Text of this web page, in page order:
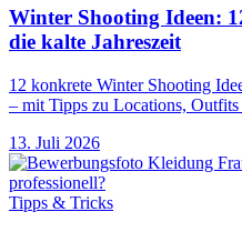
Winter Shooting Ideen:
die kalte Jahreszeit
12 konkrete Winter Shooting
– mit Tipps zu Locations,
13. Juli 2026
Tipps & Tricks